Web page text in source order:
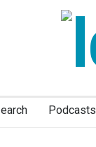
Podcasts